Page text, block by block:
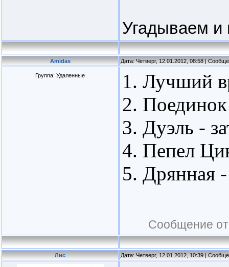
Угадываем и
Amidas Дата: Четверг, 12.01.2012, 08:58 |
Группа: Удаленные
1. Лучший
2.
3. Дуэль -
4. Пепел
5. Дрянная -
Сообщение
Лис Дата: Четверг, 12.01.2012, 10:39 |